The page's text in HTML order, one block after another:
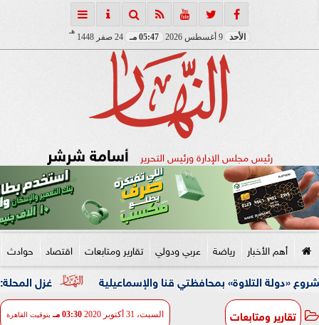
الأحد 05:47 مـ 24 صفر 1448
هـ
رئيس مجلس الإدارة ورئيس التحرير أسامة شرشر
أهم الأخبار رياضة عربي ودولي تقارير ومتابعات اقتصاد حوادث
غزل المحلة: طلبنا 50 مليون لبيع محمود صلاح إلى الأهلي.. ونمتلك عروض خارجية للاعب بمحافظتي قنا والإسماعيلية
تقارير ومتابعات السبت، 31 أكتوبر 2020 03:30 مـ بتوقيت القاهرة